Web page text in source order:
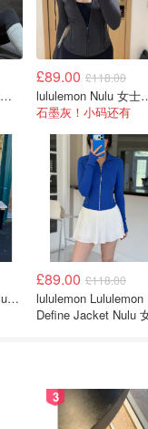
lululemon Nulu 女士运动夹克
£89.00 £118.00
石墨灰！小码还有
lululemon Wunder Puff 600蓬松短款羽绒背心
£89.00 £118.00
lululemon Lululemon
Define Jacket Nulu
3